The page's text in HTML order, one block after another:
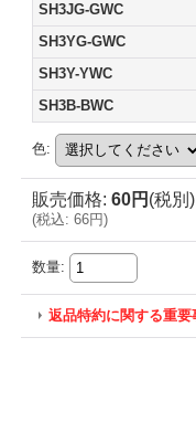
SH3JG-GWC
SH3YG-GWC
SH3Y-YWC
SH3B-BWC
色:
販売価格: 60円 (税別)
(税込: 66円)
数量:
返品特約に関する重要